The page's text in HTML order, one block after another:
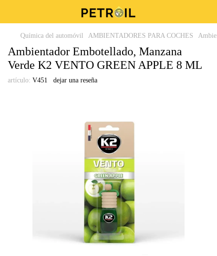
Química del automóvil AMBIENTADORES PARA COCHES
Ambientador Embotellado, Manzana
Verde K2 VENTO GREEN APPLE 8 ML
artículo: V451 dejar una reseña